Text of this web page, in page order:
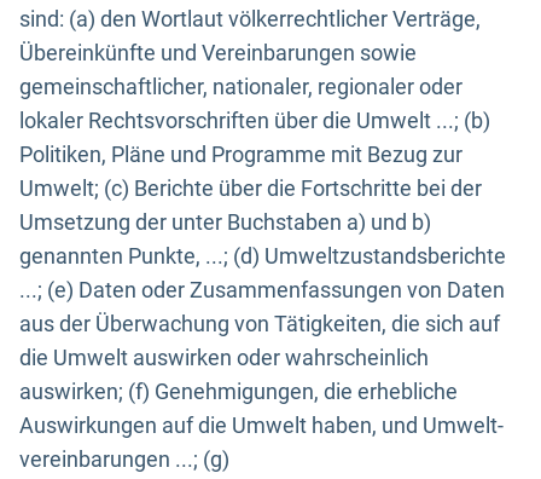
sind: (a) den Wortlaut völkerrechtlicher Verträge,
Übereinkünfte und Vereinbarungen sowie
gemeinschaftlicher, nationaler, regionaler oder
lokaler Rechtsvorschriften über die Umwelt ...; (b)
Politiken, Pläne und Programme mit Bezug zur
Umwelt; (c) Berichte über die Fortschritte bei der
Umsetzung der unter Buchstaben a) und b)
genannten Punkte, ...; (d) Umweltzustandsberichte
...; (e) Daten oder Zusammenfassungen von Daten
aus der Überwachung von Tätigkeiten, die sich auf
die Umwelt auswirken oder wahrscheinlich
auswirken; (f) Genehmigungen, die erhebliche
Auswirkungen auf die Umwelt haben, und Umwelt-
vereinbarungen ...; (g)